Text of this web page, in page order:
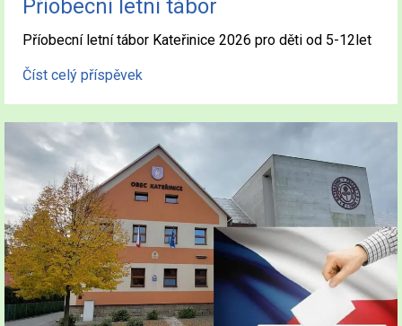
Příobecní letní tábor
Příobecní letní tábor Kateřinice 2026 pro děti od 5-12let
Číst celý příspěvek